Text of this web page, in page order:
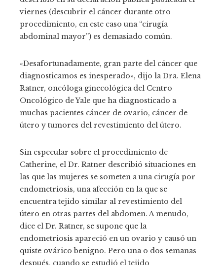
viernes (descubrir el cáncer durante otro
procedimiento, en este caso una “cirugía
abdominal mayor”) es demasiado común.
«Desafortunadamente, gran parte del cáncer que
diagnosticamos es inesperado», dijo la Dra. Elena
Ratner, oncóloga ginecológica del Centro
Oncológico de Yale que ha diagnosticado a
muchas pacientes cáncer de ovario, cáncer de
útero y tumores del revestimiento del útero.
Sin especular sobre el procedimiento de
Catherine, el Dr. Ratner describió situaciones en
las que las mujeres se someten a una cirugía por
endometriosis, una afección en la que se
encuentra tejido similar al revestimiento del
útero en otras partes del abdomen. A menudo,
dice el Dr. Ratner, se supone que la
endometriosis apareció en un ovario y causó un
quiste ovárico benigno. Pero una o dos semanas
después, cuando se estudió el tejido